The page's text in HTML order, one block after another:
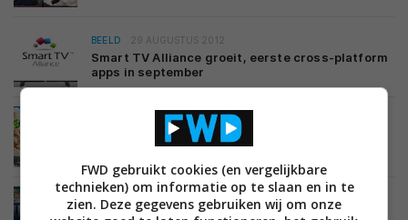
BEELD 29 AUGUSTUS 2012
Smart TV Alliance groeit, eerste cross-platform
apps in september
18 AUGUSTUS 2012
Samsung lanceert interactieve Angry Birds app
BEELD 10 AUGUSTUS 2012
FWD gebruikt cookies (en vergelijkbare
technieken) om informatie op te slaan en in te
zien. Deze gegevens gebruiken wij om onze